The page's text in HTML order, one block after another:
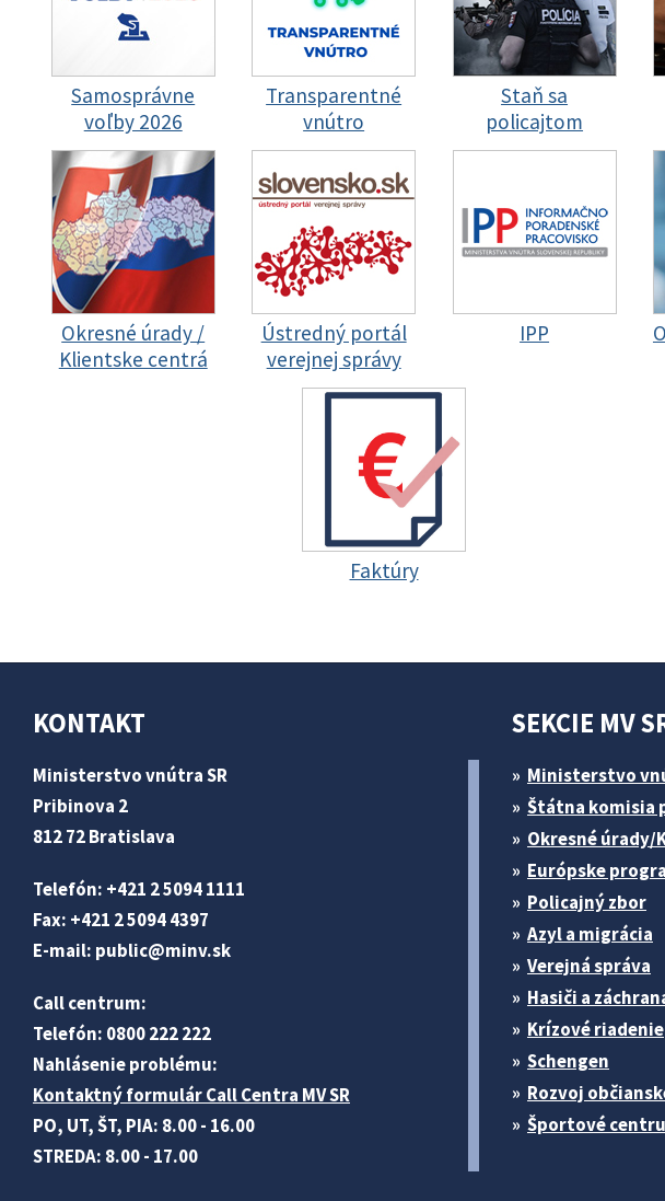
Samosprávne
voľby 2026
Transparentné
vnútro
Staň sa
policajtom
Okresné úrady /
Klientske centrá
Ústredný portál
verejnej správy
IPP
Faktúry
KONTAKT
Ministerstvo vnútra SR
Pribinova 2
812 72 Bratislava
Telefón: +421 2 5094 1111
Fax: +421 2 5094 4397
E-mail: public@minv.sk
Call centrum:
Telefón: 0800 222 222
Nahlásenie problému:
Kontaktný formulár Call Centra MV SR
PO, UT, ŠT, PIA: 8.00 - 16.00
STREDA: 8.00 - 17.00
SEKCIE MV
Ministerstvo
Štátna komisia
Okresné
Európske
Policajný zbor
Azyl a migrácia
Verejná správa
Hasiči a
Krízové riadenie
Schengen
Rozvoj
Športové